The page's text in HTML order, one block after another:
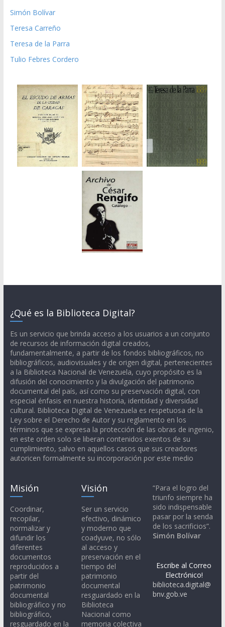
Simón Bolívar
Teresa Carreño
Teresa de la Parra
Tulio Febres Cordero
¿Qué es la Biblioteca Digital?
Es un servicio que brinda acceso a los usuarios a un conjunto
de recursos de información digital creados,
fundamentalmente, a partir de los fondos bibliográficos, no
bibliográficos, audiovisuales y de origen digital, pertenecientes
a la Biblioteca Nacional de Venezuela, cuyo propósito es la
difusión del conocimiento y la divulgación del patrimonio
documental del país, así como su preservación digital, con
especial énfasis en nuestra historia, identidad y diversidad
cultural. Biblioteca Digital de Venezuela es respetuosa de la
Ley sobre el Derecho de Autor y su reglamento en los
términos que se expresa la protección de las obras de ingenio,
en este orden solo se liberan contenidos exentos de su
cumplimiento, salvo en aquellos casos que sus creadores
autoricen formalmente su incorporación por este medio
Misión
Coordinar,
recopilar,
normalizar y
difundir los
diferentes
documentos
reproducidos a
partir del
patrimonio
documental
bibliográfico y no
bibliográfico,
resguardado en la
Visión
Ser un servicio
efectivo, dinámico
y moderno que
coadyuve, no sólo
al acceso y
preservación en el
tiempo del
patrimonio
documental
resguardado en la
Biblioteca
Nacional como
memoria colectiva
“Para el logro del
triunfo siempre ha
sido indispensable
pasar por la senda
de los sacrificios”.
Simón Bolívar
Escribe al Correo
Electrónico!
biblioteca.digital@
bnv.gob.ve